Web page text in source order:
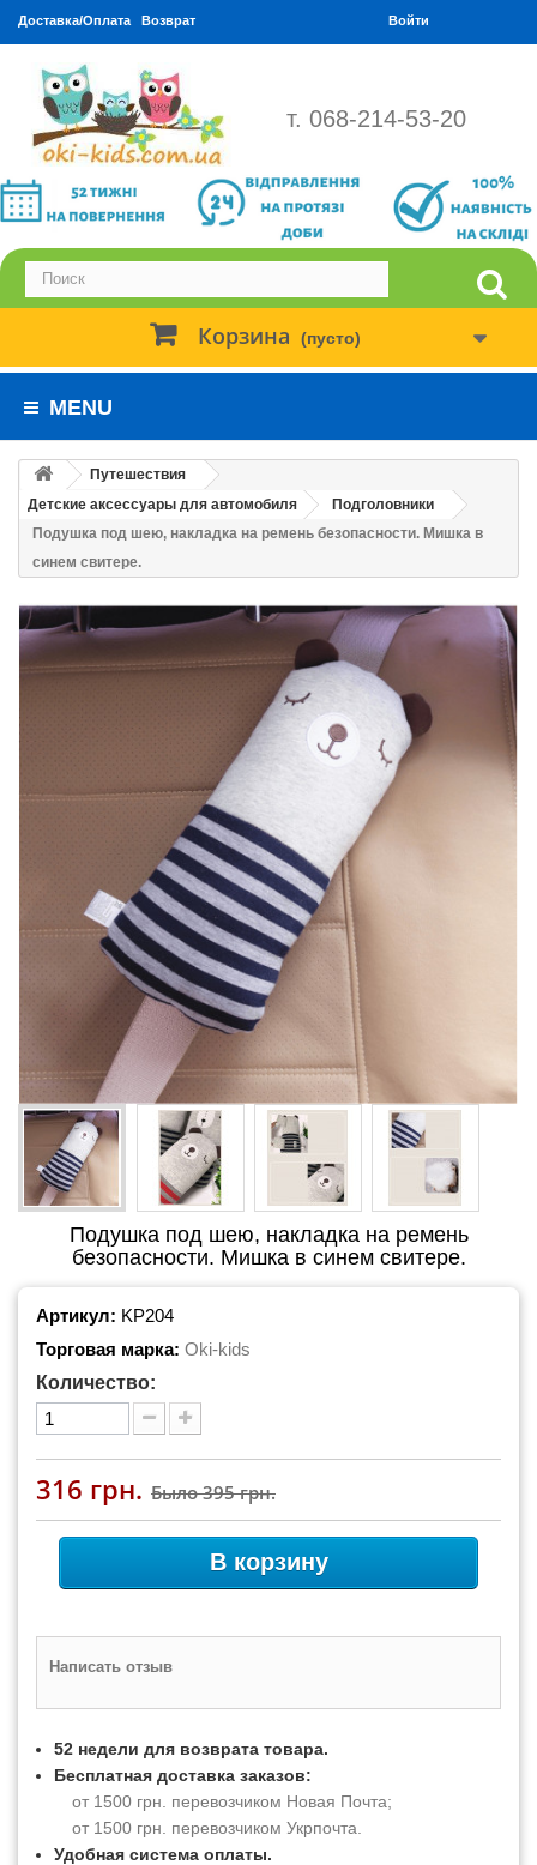
Доставка/Оплата Возврат Войти
т. 068-214-53-20
Корзина (пусто)
MENU
Путешествия
Детские аксессуары для автомобиля
Подголовники
Подушка под шею, накладка на ремень безопасности. Мишка в
синем свитере.
Подушка под шею, накладка на ремень
безопасности. Мишка в синем свитере.
Артикул: KP204
Торговая марка: Oki-kids
Количество:
316 грн. Было395 грн.
В корзину
Написать отзыв
52 недели для возврата товара.
Бесплатная доставка заказов:
от 1500 грн. перевозчиком Новая Почта;
от 1500 грн. перевозчиком Укрпочта.
Удобная система оплаты.